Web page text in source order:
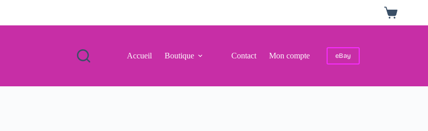
Panier
d’achat
Accueil Boutique Contact Mon compte eBay